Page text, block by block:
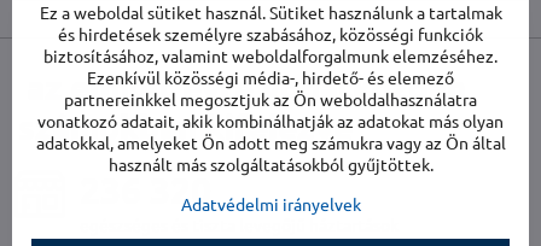
az elmúlt évre vonatkozóan
számokban kifejezve
249 613
Ez a weboldal sütiket használ. Sütiket használunk a tartalmak
és hirdetések személyre szabásához, közösségi funkciók
biztosításához, valamint weboldalforgalmunk elemzéséhez.
Ezenkívül közösségi média-, hirdető- és elemező
partnereinkkel megosztjuk az Ön weboldalhasználatra
vonatkozó adatait, akik kombinálhatják az adatokat más olyan
adatokkal, amelyeket Ön adott meg számukra vagy az Ön által
használt más szolgáltatásokból gyűjtöttek.
Adatvédelmi irányelvek